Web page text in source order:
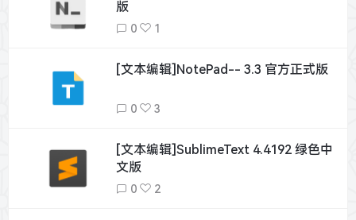
版
0 1
[文本编辑]NotePad-- 3.3 官方正式版
0 3
[文本编辑]SublimeText 4.4192 绿色中
文版
0 2